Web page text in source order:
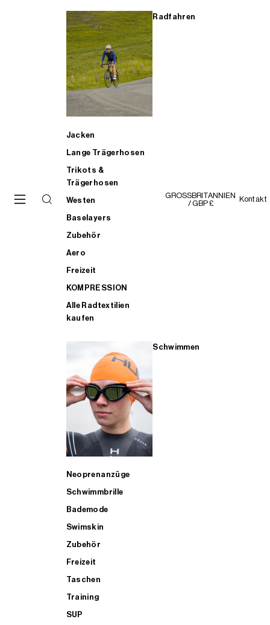
Radfahren
Jacken
Lange Trägerhosen
Trikots &
Trägerhosen
Westen
Baselayers
Zubehör
Aero
Freizeit
KOMPRESSION
Alle Radtextilien
kaufen
Schwimmen
Neoprenanzüge
Schwimmbrille
Bademode
Swimskin
Zubehör
Freizeit
Taschen
Training
SUP
GROSSBRITANNIEN
/ GBP £
Kontakt